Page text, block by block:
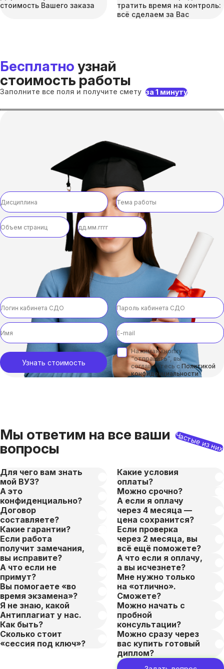
стоимость Вашего заказа
тратить время на контроль:
всё сделаем за Вас
Бесплатно узнай
стоимость работы
Заполните все поля и получите смету за 1 минуту
Узнать стоимость
Нажимая кнопку
“отправить”, вы
соглашаетесь с Политикой
конфиденциальности
Мы ответим на все ваши
вопросы
Частые из них
Для чего вам знать
мой ВУЗ?
А это
конфиденциально?
Договор
составляете?
Какие гарантии?
Если работа
получит замечания,
вы исправите?
А что если не
примут?
Вы помогаете «во
время экзамена»?
Я не знаю, какой
Антиплагиат у нас.
Как быть?
Сколько стоит
«сессия под ключ»?
Какие условия
оплаты?
Можно срочно?
А если я оплачу
через 4 месяца —
цена сохранится?
Если проверка
через 2 месяца, вы
всё ещё поможете?
А что если я оплачу,
а вы исчезнете?
Мне нужно только
на «отлично».
Сможете?
Можно начать с
пробной
консультации?
Можно сразу через
вас купить готовый
диплом?